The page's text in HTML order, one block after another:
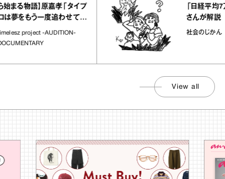
る物語】原嘉孝「タイプ
をもう一度追わせてく
所」
project -AUDITION-
「日経平均7万
さんが解説
社会のじかん
View all